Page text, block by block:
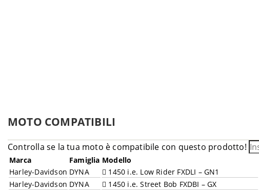
MOTO COMPATIBILI
Controlla se la tua moto è compatibile con questo prodotto!
Marca Famiglia Modello
Harley-Davidson DYNA 1450 i.e. Low Rider FXDLI – GN1
Harley-Davidson DYNA 1450 i.e. Street Bob FXDBI – GX